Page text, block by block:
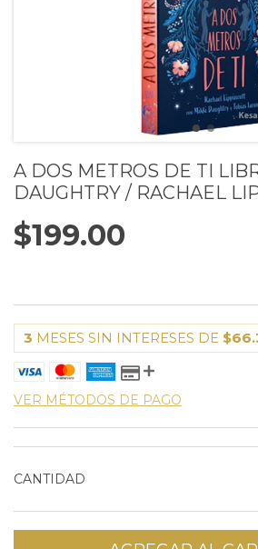
A DOS METROS DE TI
DAUGHTRY / RACHAEL
$199.00
3 MESES SIN INTERESES DE
VER MÉTODOS DE PAGO
CANTIDAD